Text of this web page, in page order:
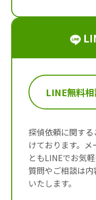
LINE無料
探偵依頼に関す
けております。
ともLINEでお気
質問やご相談は
いたします。